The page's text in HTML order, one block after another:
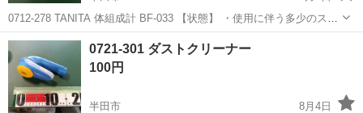
0712-278 TANITA 体組成計 BF-033 【状態】 ・使用に伴う多少のス
レ、キズ、落としきれない汚れなどございます ・詳細は現地でご確認
ください ・お値引きは出来かねますのでご了承願います ※...
愛知 半田市 体組成計
0721-301 ダストクリーナー
100円
半田市
8月4日